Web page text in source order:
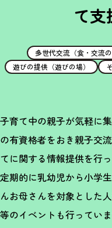
て支
多世代交流（食・交流の
遊びの提供（遊びの場）
子育て中の親子が気軽に
の有資格者をおき親子交
てに関する情報提供を行
定期的に乳幼児から小学
んお母さんを対象とした
等のイベントも行っていま